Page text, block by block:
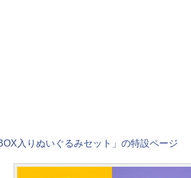
BOX入りぬいぐるみセット」の特設ページ